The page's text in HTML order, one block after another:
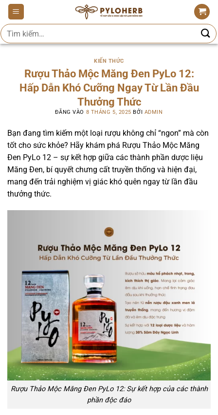
Bỏ
qua
nội
dung
Tìm
kiếm:
KIẾN THỨC
Rượu Thảo Mộc Măng Đen PyLo 12:
Hấp Dẫn Khó Cưỡng Ngay Từ Lần Đầu
Thưởng Thức
ĐĂNG VÀO 8 THÁNG 5, 2025 BỞI ADMIN
Bạn đang tìm kiếm một loại rượu không chỉ “ngon” mà còn
tốt cho sức khỏe? Hãy khám phá Rượu Thảo Mộc Măng
Đen PyLo 12 – sự kết hợp giữa các thành phần dược liệu
Măng Đen, bí quyết chưng cất truyền thống và hiện đại,
mang đến trải nghiệm vị giác khó quên ngay từ lần đầu
thưởng thức.
Rượu Thảo Mộc Măng Đen PyLo 12: Sự kết hợp của các thành
phần độc đáo